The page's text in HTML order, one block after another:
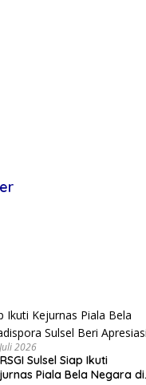
2026
Sulsel Siap Ikuti
Piala Bela Negara di